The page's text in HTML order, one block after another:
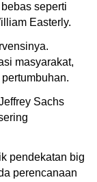
seperti
Easterly.
masyarakat,
Sachs
pendekatan big
perencanaan